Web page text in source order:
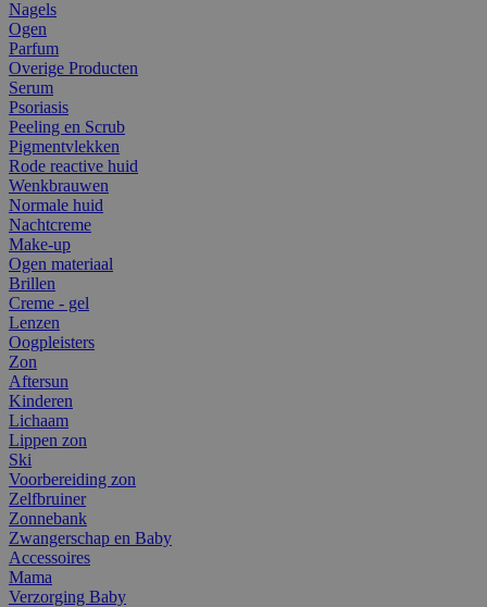
Nagels
Ogen
Parfum
Overige Producten
Serum
Psoriasis
Peeling en Scrub
Pigmentvlekken
Rode reactive huid
Wenkbrauwen
Normale huid
Nachtcreme
Make-up
Ogen materiaal
Brillen
Creme - gel
Lenzen
Oogpleisters
Zon
Aftersun
Kinderen
Lichaam
Lippen zon
Ski
Voorbereiding zon
Zelfbruiner
Zonnebank
Zwangerschap en Baby
Accessoires
Mama
Verzorging Baby